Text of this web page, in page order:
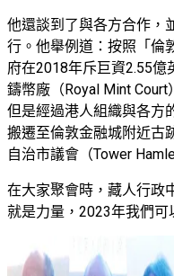
他還談到了與各方合作，
行。他舉例道：按照「倫
府在2018年斥巨資2.55億
鑄幣廠（Royal Mint
但是經過港人組織與各方
搬遷至倫敦金融城附近古
自治市議會（Tower
在大家聚會時，藏人行政
就是力量，2023年我們可